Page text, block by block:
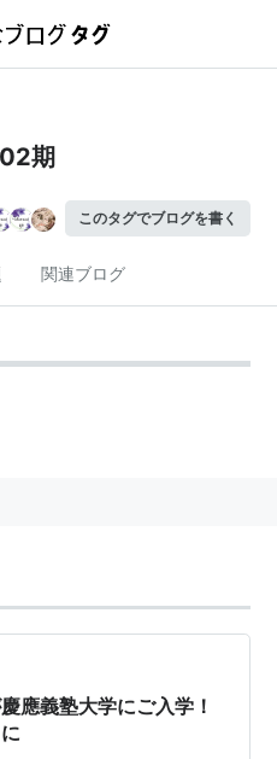
期
このタグでブログを書く
関連ブログ
應義塾大学にご入学！